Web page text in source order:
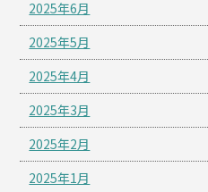
2025年6月
2025年5月
2025年4月
2025年3月
2025年2月
2025年1月